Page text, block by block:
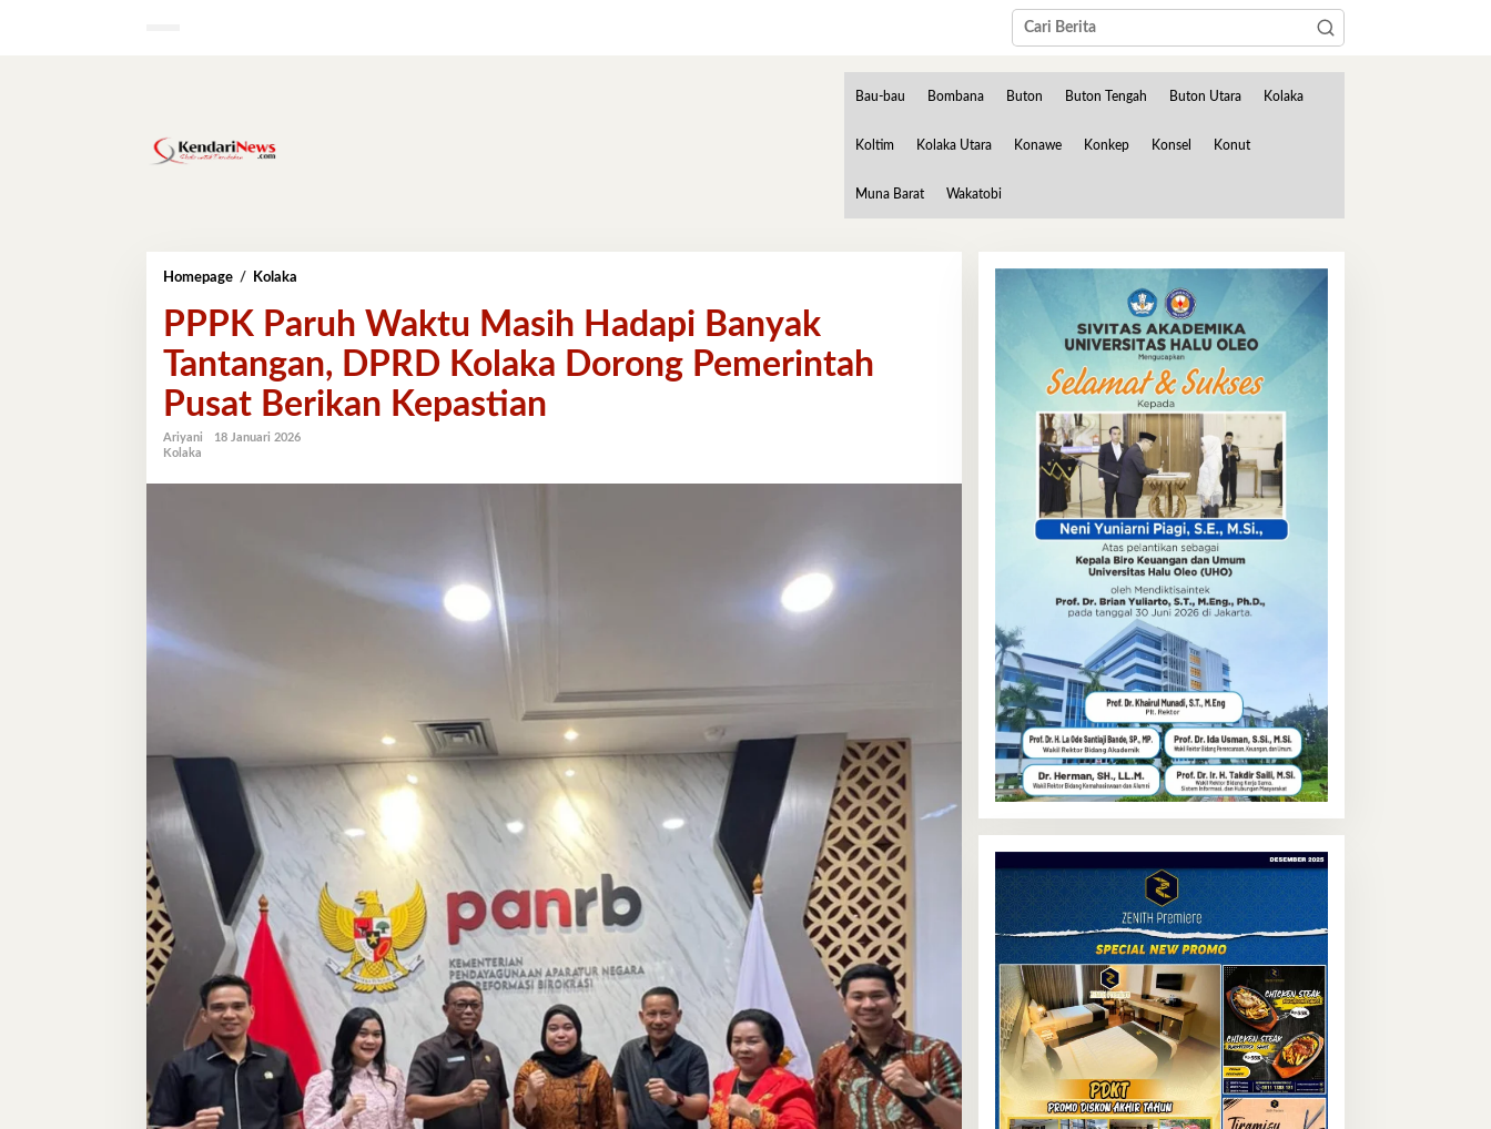
Bau-bau Bombana Buton Buton Tengah Buton Utara Kolaka
Koltim Kolaka Utara Konawe Konkep Konsel Konut
Muna Barat Wakatobi
Homepage / Kolaka
Waktu
Masih
Hadapi
Banyak
Tantangan,
DPRD
Kolaka
PPPK Paruh Waktu Masih Hadapi Banyak
Tantangan, DPRD Kolaka Dorong Pemerintah
Pusat Berikan Kepastian
Ariyani
18 Januari 2026
Kolaka